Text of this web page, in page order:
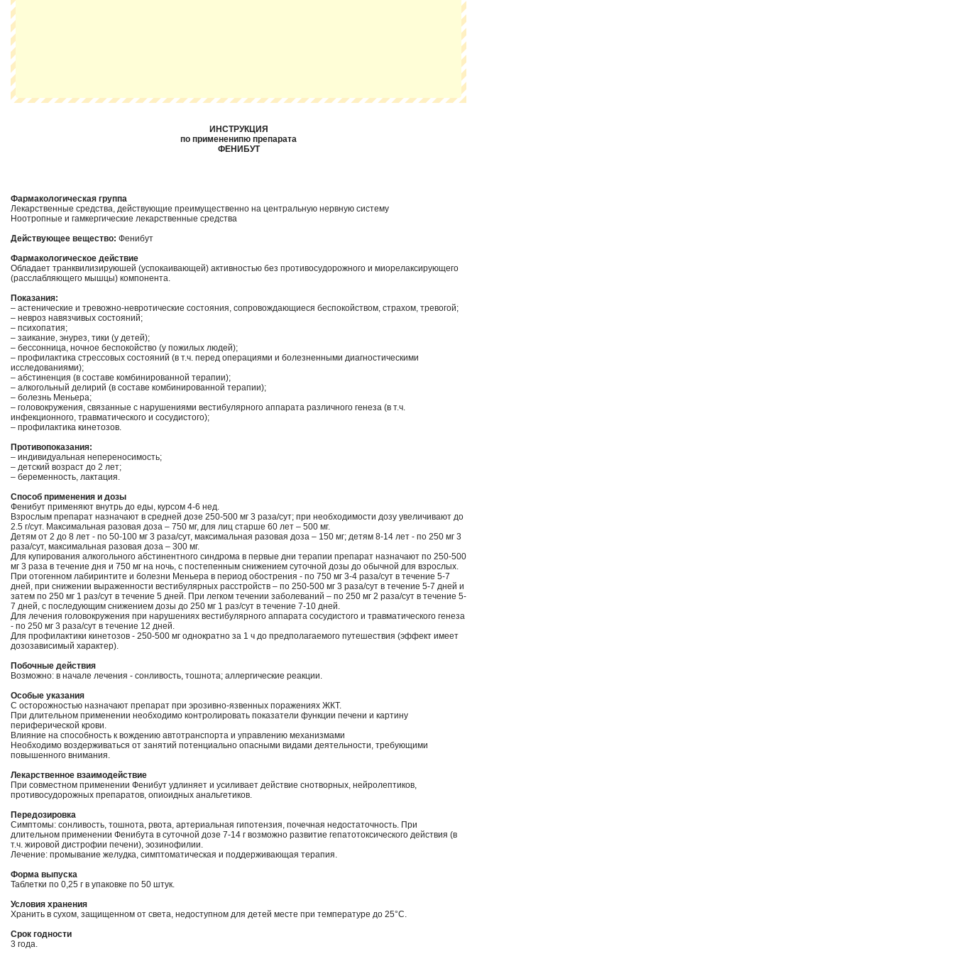
ИНСТРУКЦИЯ
по примененипю препарата
ФЕНИБУТ
Фармакологическая группа
Лекарственные средства, действующие преимущественно на центральную нервную систему
Ноотропные и гамкергические лекарственные средства
Действующее вещество: Фенибут
Фармакологическое действие
Обладает транквилизируюшей (успокаивающей) активностью без противосудорожного и миорелаксирующего
(расслабляющего мышцы) компонента.
Показания:
– астенические и тревожно-невротические состояния, сопровождающиеся беспокойством, страхом, тревогой;
– невроз навязчивых состояний;
– психопатия;
– заикание, энурез, тики (у детей);
– бессонница, ночное беспокойство (у пожилых людей);
– профилактика стрессовых состояний (в т.ч. перед операциями и болезненными диагностическими
исследованиями);
– абстиненция (в составе комбинированной терапии);
– алкогольный делирий (в составе комбинированной терапии);
– болезнь Меньера;
– головокружения, связанные с нарушениями вестибулярного аппарата различного генеза (в т.ч.
инфекционного, травматического и сосудистого);
– профилактика кинетозов.
Противопоказания:
– индивидуальная непереносимость;
– детский возраст до 2 лет;
– беременность, лактация.
Способ применения и дозы
Фенибут применяют внутрь до еды, курсом 4-6 нед.
Взрослым препарат назначают в средней дозе 250-500 мг 3 раза/сут; при необходимости дозу увеличивают до
2.5 г/сут. Максимальная разовая доза – 750 мг, для лиц старше 60 лет – 500 мг.
Детям от 2 до 8 лет - по 50-100 мг 3 раза/сут, максимальная разовая доза – 150 мг; детям 8-14 лет - по 250 мг 3
раза/сут, максимальная разовая доза – 300 мг.
Для купирования алкогольного абстинентного синдрома в первые дни терапии препарат назначают по 250-500
мг 3 раза в течение дня и 750 мг на ночь, с постепенным снижением суточной дозы до обычной для взрослых.
При отогенном лабиринтите и болезни Меньера в период обострения - по 750 мг 3-4 раза/сут в течение 5-7
дней, при снижении выраженности вестибулярных расстройств – по 250-500 мг 3 раза/сут в течение 5-7 дней и
затем по 250 мг 1 раз/сут в течение 5 дней. При легком течении заболеваний – по 250 мг 2 раза/сут в течение 5-
7 дней, с последующим снижением дозы до 250 мг 1 раз/сут в течение 7-10 дней.
Для лечения головокружения при нарушениях вестибулярного аппарата сосудистого и травматического генеза
- по 250 мг 3 раза/сут в течение 12 дней.
Для профилактики кинетозов - 250-500 мг однократно за 1 ч до предполагаемого путешествия (эффект имеет
дозозависимый характер).
Побочные действия
Возможно: в начале лечения - сонливость, тошнота; аллергические реакции.
Особые указания
С осторожностью назначают препарат при эрозивно-язвенных поражениях ЖКТ.
При длительном применении необходимо контролировать показатели функции печени и картину
периферической крови.
Влияние на способность к вождению автотранспорта и управлению механизмами
Необходимо воздерживаться от занятий потенциально опасными видами деятельности, требующими
повышенного внимания.
Лекарственное взаимодействие
При совместном применении Фенибут удлиняет и усиливает действие снотворных, нейролептиков,
противосудорожных препаратов, опиоидных анальгетиков.
Передозировка
Симптомы: сонливость, тошнота, рвота, артериальная гипотензия, почечная недостаточность. При
длительном применении Фенибута в суточной дозе 7-14 г возможно развитие гепатотоксического действия (в
т.ч. жировой дистрофии печени), эозинофилии.
Лечение: промывание желудка, симптоматическая и поддерживающая терапия.
Форма выпуска
Таблетки по 0,25 г в упаковке по 50 штук.
Условия хранения
Хранить в сухом, защищенном от света, недоступном для детей месте при температуре до 25°C.
Срок годности
3 года.